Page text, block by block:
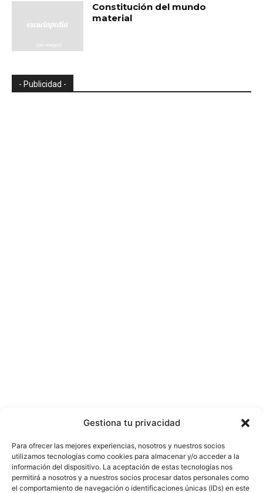
Gestiona tu privacidad
Para ofrecer las mejores experiencias, nosotros y nuestros socios
utilizamos tecnologías como cookies para almacenar y/o acceder a la
información del dispositivo. La aceptación de estas tecnologías nos
permitirá a nosotros y a nuestros socios procesar datos personales como
el comportamiento de navegación o identificaciones únicas (IDs) en este
Constitución del mundo
material
- Publicidad -